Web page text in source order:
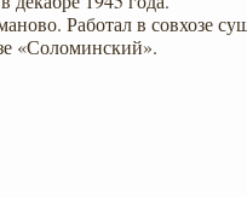
Работал в совхозе
«Соломинский».